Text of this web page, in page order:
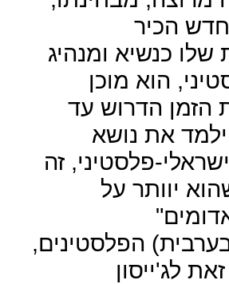
הכיר
שלו כנשיא ומנהיג
הוא מוכן
הזמן הדרוש עד
את נושא
פלסטיני, זה
יוותר על
הפלסטינים,
לג'ייסון